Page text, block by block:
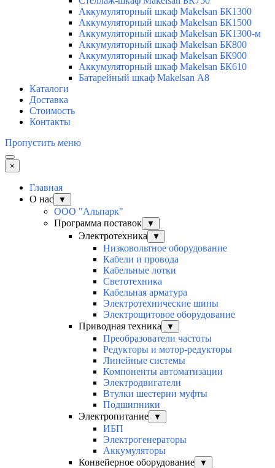
Аккумуляторный шкаф Makelsan БК1300
Аккумуляторный шкаф Makelsan БК1500
Аккумуляторный шкаф Makelsan БК1300-м
Аккумуляторный шкаф Makelsan БК800
Аккумуляторный шкаф Makelsan БК900
Аккумуляторный шкаф Makelsan БК610
Батарейный шкаф Makelsan А8
Каталоги
Доставка
Стоимость
Контакты
Пропустить меню
×
Главная
О нас
▼
ООО "Альпарк"
Программа поставок
▼
Электротехника ▼
Низковольтное оборудование
Кабели и провода
Кабельные лотки
Светотехника
Кабельная арматура
Электротехнические шины
Электрощитовое оборудование
Приводная техника
▼
Преобразователи частоты
Редукторы и мотор-редукторы
Линейные системы
Компоненты автоматизации
Электродвигатели
Втулки шестерни муфты
Подшипники
Электропитание
▼
ИБП
Электрогенераторы
Аккумуляторы
Конвейерное оборудование
▼